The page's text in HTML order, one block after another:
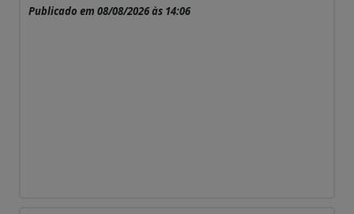
Publicado em 08/08/2026 às 14:06